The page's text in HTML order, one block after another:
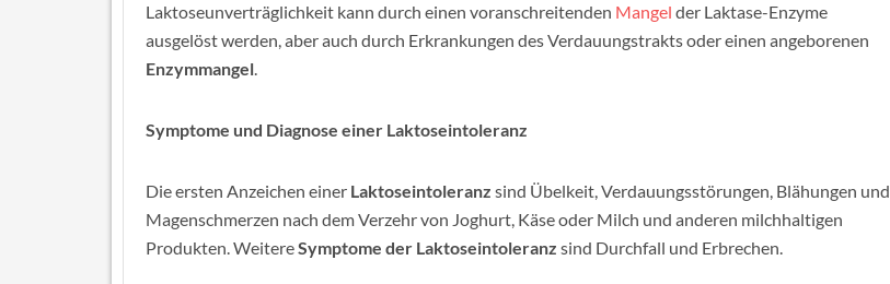
Laktoseunverträglichkeit kann durch einen voranschreitenden Mangel der Laktase-Enzyme
ausgelöst werden, aber auch durch Erkrankungen des Verdauungstrakts oder einen angeborenen
Enzymmangel.
Symptome und Diagnose einer Laktoseintoleranz
Die ersten Anzeichen einer Laktoseintoleranz sind Übelkeit, Verdauungsstörungen, Blähungen und
Magenschmerzen nach dem Verzehr von Joghurt, Käse oder Milch und anderen milchhaltigen
Produkten. WeitereSymptome der Laktoseintoleranz sind Durchfall und Erbrechen.